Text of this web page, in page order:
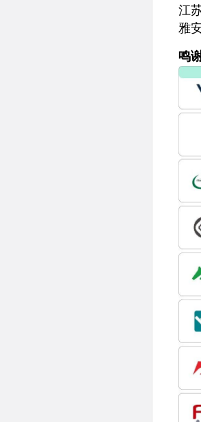
江
雅
鸣